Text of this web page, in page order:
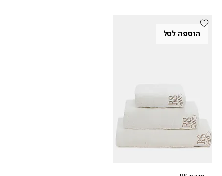
הוספה לסל